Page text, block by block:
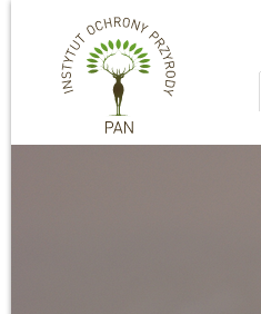
Przejdź do głównej treści